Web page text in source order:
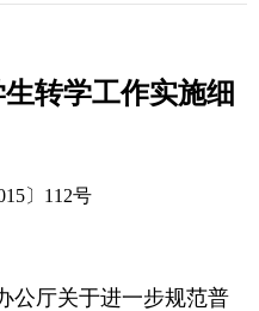
转学工作实施细
〕 112号
公厅关于进一步规范普